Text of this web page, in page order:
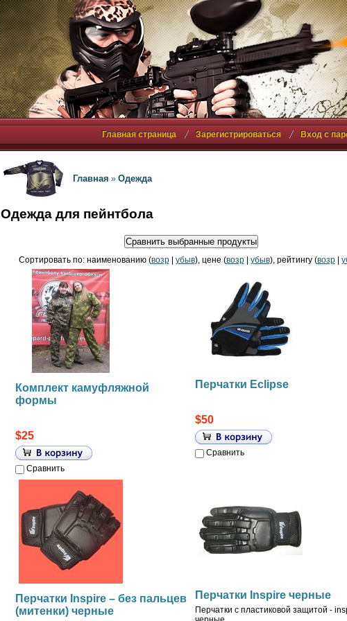
Главная страница Зарегистрироваться Вход с
Главная » Одежда
Одежда для пейнтбола
Сортировать по: наименованию (возр| убыв), цене (возр| убыв), рейтингу (возр|
Комплект камуфляжной
формы
$25
Сравнить
Перчатки Eclipse
$50
Сравнить
Перчатки Inspire – без пальцев
(митенки) черные
Перчатки Inspire черные
Перчатки с пластиковой защитой -